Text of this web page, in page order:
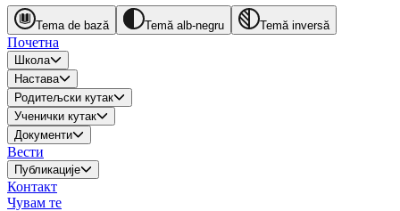
Tema de bază Temă alb-negru Temă inversă
Почетна
Школа
Настава
Родитељски кутак
Ученички кутак
Документи
Вести
Публикације
Контакт
Чувам те